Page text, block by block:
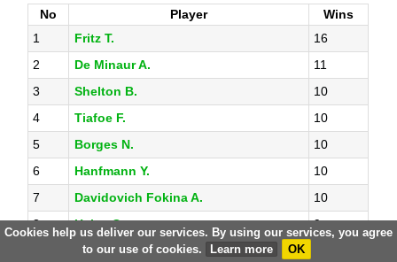
Cookies help us deliver our services. By using our services, you agree
to our use of cookies.
Learn more OK
No Player
Wins
1
Fritz T.
16
2
De Minaur A.
11
3
Shelton B.
10
4
Tiafoe F.
10
5
Borges N.
10
6
Hanfmann Y.
10
7
Davidovich Fokina A.
10
8
Halys Q.
9
Zverev A.